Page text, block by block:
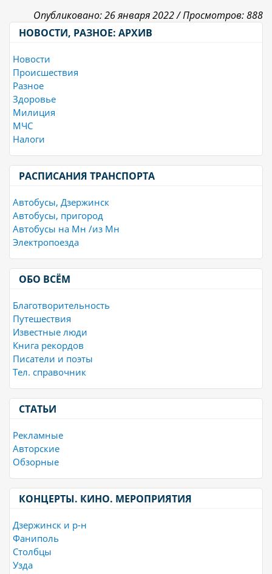
Опубликовано: 26 января 2022 /Просмотров: 888
НОВОСТИ, РАЗНОЕ: АРХИВ
Новости
Происшествия
Разное
Здоровье
Милиция
МЧС
Налоги
РАСПИСАНИЯ ТРАНСПОРТА
Автобусы, Дзержинск
Автобусы, пригород
Автобусы на Мн /из Мн
Электропоезда
ОБО ВСЁМ
Благотворительность
Путешествия
Известные люди
Книга рекордов
Писатели и поэты
Тел. справочник
СТАТЬИ
Рекламные
Авторские
Обзорные
КОНЦЕРТЫ. КИНО. МЕРОПРИЯТИЯ
Дзержинск и р-н
Фаниполь
Столбцы
Узда